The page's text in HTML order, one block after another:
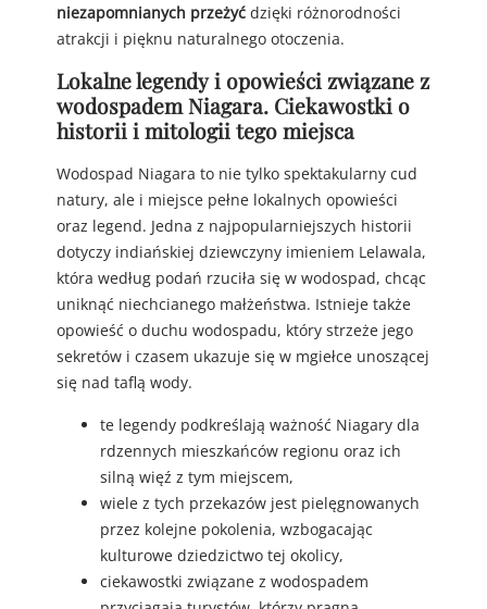
niezapomnianych przeżyć dzięki różnorodności
atrakcji i pięknu naturalnego otoczenia.
Lokalne legendy i opowieści związane z
wodospadem Niagara. Ciekawostki o
historii i mitologii tego miejsca
Wodospad Niagara to nie tylko spektakularny cud
natury, ale i miejsce pełne lokalnych opowieści
oraz legend. Jedna z najpopularniejszych historii
dotyczy indiańskiej dziewczyny imieniem Lelawala,
która według podań rzuciła się w wodospad, chcąc
uniknąć niechcianego małżeństwa. Istnieje także
opowieść o duchu wodospadu, który strzeże jego
sekretów i czasem ukazuje się w mgiełce unoszącej
się nad taflą wody.
te legendy podkreślają ważność Niagary dla
rdzennych mieszkańców regionu oraz ich
silną więź z tym miejscem,
wiele z tych przekazów jest pielęgnowanych
przez kolejne pokolenia, wzbogacając
kulturowe dziedzictwo tej okolicy,
ciekawostki związane z wodospadem